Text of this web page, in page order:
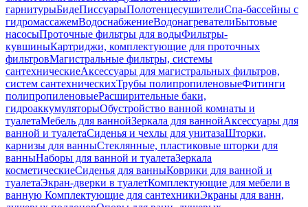
гарнитурыБидеПиссуарыПолотенцесушителиСпа-бассейны с
гидромассажемВодоснабжениеВодонагревателиБытовые
насосыПроточные фильтры для водыФильтры-
кувшиныКартриджи, комплектующие для проточных
фильтровМагистральные фильтры, системы
сантехническиеАксессуары для магистральных фильтров,
систем сантехническихТрубы полипропиленовыеФитинги
полипропиленовыеРасширительные баки,
гидроаккумуляторыОбустройство ванной комнаты и
туалетаМебель для ваннойЗеркала для ваннойАксессуары для
ванной и туалетаСиденья и чехлы для унитазаШторки,
карнизы для ванныСтеклянные, пластиковые шторки для
ванныНаборы для ванной и туалетаЗеркала
косметическиеСиденья для ванныКоврики для ванной и
туалетаЭкран-дверки в туалетКомплектующие для мебели в
ванную Комплектующие для сантехникиЭкраны для ванн,